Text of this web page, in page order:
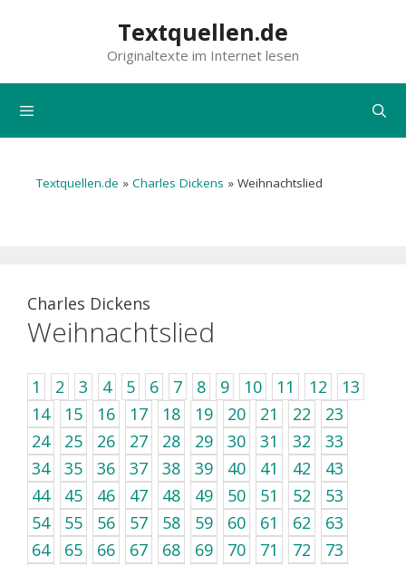
Textquellen.de
Originaltexte im Internet lesen
Textquellen.de » Charles Dickens » Weihnachtslied
Charles Dickens
Weihnachtslied
1 2 3 4 5 6 7 8 9 10 11 12
13
14
15 16 17 18 19 20 21 22
23
24
25 26 27 28 29 30 31 32
33
34
35 36 37 38 39 40 41 42
43
44
45 46 47 48 49 50 51 52
53
54
55 56 57 58 59 60 61 62
63
64
65 66 67 68 69 70 71 72
73